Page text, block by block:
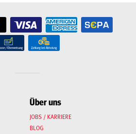
Über uns
JOBS / KARRIERE
BLOG